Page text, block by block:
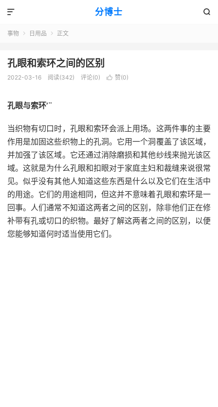
分博士 

事物  日用品  正文
孔眼和索环之间的区别
2022-03-16 阅读(342) 评论(0)  赞(0)
孔眼与索环’¨
当织物有切口时，孔眼和索环会派上用场。这两件事的主要
作用是加固这些织物上的孔洞。它用一个洞覆盖了该区域，
并加强了该区域。它还通过消除磨损和其他纱线来抛光该区
域。这就是为什么孔眼和扣眼对于家庭主妇和裁缝来说很常
见。似乎没有其他人知道这些东西是什么以及它们在生活中
的用途。它们的用途相同，但这并不意味着孔眼和索环是一
回事。人们通常不知道这两者之间的区别，除非他们正在修
补带有孔或切口的织物。 最好了解这两者之间的区别，以便
您能够知道何时适当使用它们。